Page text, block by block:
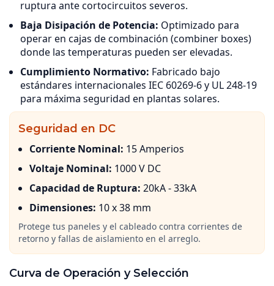
ruptura ante cortocircuitos severos.
Baja Disipación de Potencia: Optimizado para
operar en cajas de combinación (combiner boxes)
donde las temperaturas pueden ser elevadas.
Cumplimiento Normativo: Fabricado bajo
estándares internacionales IEC 60269-6 y UL 248-19
para máxima seguridad en plantas solares.
Seguridad en DC
Corriente Nominal: 15 Amperios
Voltaje Nominal: 1000 V DC
Capacidad de Ruptura: 20kA - 33kA
Dimensiones: 10 x 38 mm
Protege tus paneles y el cableado contra corrientes de
retorno y fallas de aislamiento en el arreglo.
Curva de Operación y Selección